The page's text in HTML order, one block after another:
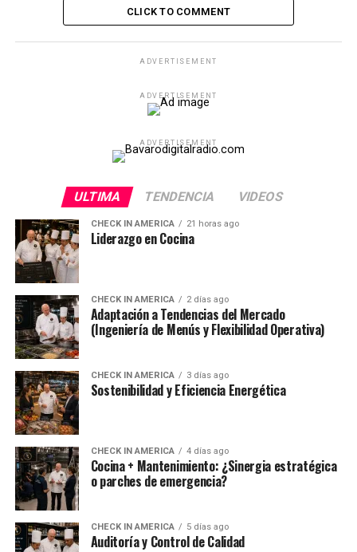
CLICK TO COMMENT
ADVERTISEMENT
ADVERTISEMENT
ADVERTISEMENT
ULTIMA TENDENCIA VIDEOS
CHECK IN AMERICA 21 horas ago
Liderazgo en Cocina
CHECK IN AMERICA 2 días ago
Adaptación a Tendencias del Mercado
(Ingeniería de Menús y Flexibilidad Operativa)
CHECK IN AMERICA 3 días ago
Sostenibilidad y Eficiencia Energética
CHECK IN AMERICA 4 días ago
Cocina + Mantenimiento: ¿Sinergia estratégica
o parches de emergencia?
CHECK IN AMERICA 5 días ago
Auditoría y Control de Calidad